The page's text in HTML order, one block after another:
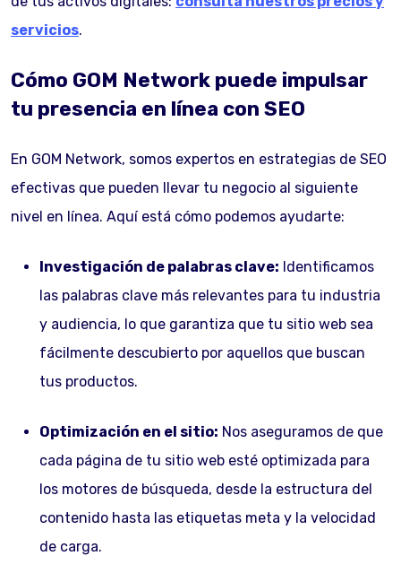
servicios.
Cómo GOM Network puede impulsar
tu presencia en línea con SEO
En GOM Network, somos expertos en estrategias de SEO
efectivas que pueden llevar tu negocio al siguiente
nivel en línea. Aquí está cómo podemos ayudarte:
Investigación de palabras clave: Identificamos
las palabras clave más relevantes para tu industria
y audiencia, lo que garantiza que tu sitio web sea
fácilmente descubierto por aquellos que buscan
tus productos.
Optimización en el sitio: Nos aseguramos de que
cada página de tu sitio web esté optimizada para
los motores de búsqueda, desde la estructura del
contenido hasta las etiquetas meta y la velocidad
de carga.